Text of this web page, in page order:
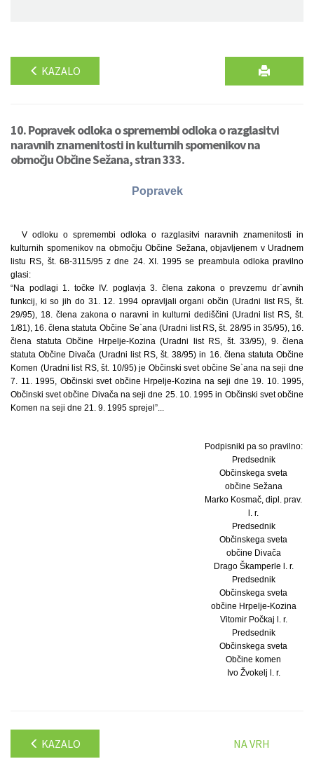
KAZALO
10. Popravek odloka o spremembi odloka o razglasitvi
naravnih znamenitosti in kulturnih spomenikov na
območju Občine Sežana, stran 333.
Popravek
V odloku o spremembi odloka o razglasitvi naravnih znamenitosti in
kulturnih spomenikov na območju Občine Sežana, objavljenem v Uradnem
listu RS, št. 68-3115/95 z dne 24. XI. 1995 se preambula odloka pravilno
glasi:
“Na podlagi 1. točke IV. poglavja 3. člena zakona o prevzemu dr`avnih
funkcij, ki so jih do 31. 12. 1994 opravljali organi občin (Uradni list RS, št.
29/95), 18. člena zakona o naravni in kulturni dediščini (Uradni list RS, št.
1/81), 16. člena statuta Občine Se`ana (Uradni list RS, št. 28/95 in 35/95), 16.
člena statuta Občine Hrpelje-Kozina (Uradni list RS, št. 33/95), 9. člena
statuta Občine Divača (Uradni list RS, št. 38/95) in 16. člena statuta Občine
Komen (Uradni list RS, št. 10/95) je Občinski svet občine Se`ana na seji dne
7. 11. 1995, Občinski svet občine Hrpelje-Kozina na seji dne 19. 10. 1995,
Občinski svet občine Divača na seji dne 25. 10. 1995 in Občinski svet občine
Komen na seji dne 21. 9. 1995 sprejel”...
Podpisniki pa so pravilno:
Predsednik
Občinskega sveta
občine Sežana
Marko Kosmač, dipl. prav.
l. r.
Predsednik
Občinskega sveta
občine Divača
Drago Škamperle l. r.
Predsednik
Občinskega sveta
občine Hrpelje-Kozina
Vitomir Počkaj l. r.
Predsednik
Občinskega sveta
Občine komen
Ivo Žvokelj l. r.
KAZALO NA VRH